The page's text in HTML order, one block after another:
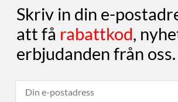
Skriv in din e-
att få rabattkod,
erbjudanden från oss.